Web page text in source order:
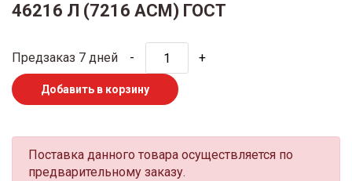
46216 Л (7216 ACМ) ГОСТ
Предзаказ 7 дней - +
Добавить в корзину
Поставка данного товара осуществляется по
предварительному заказу.